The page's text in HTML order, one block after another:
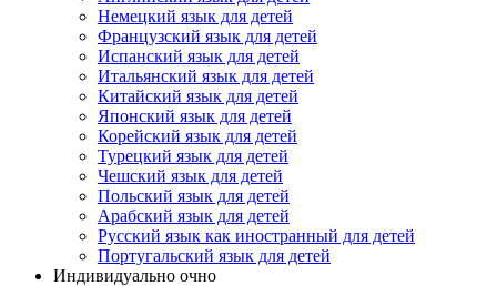
Немецкий язык для детей
Французский язык для детей
Испанский язык для детей
Итальянский язык для детей
Китайский язык для детей
Японский язык для детей
Корейский язык для детей
Турецкий язык для детей
Чешский язык для детей
Польский язык для детей
Арабский язык для детей
Русский язык как иностранный для детей
Португальский язык для детей
Индивидуально очно